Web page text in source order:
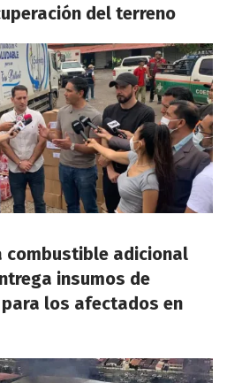
del terreno
combustible adicional
insumos de
los afectados en